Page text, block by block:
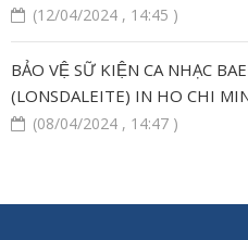
(12/04/2024 , 14:45 )
BẢO VỆ SỮ KIỆN CA NHẠC
(LONSDALEITE) IN HO CHI
(08/04/2024 , 14:47 )